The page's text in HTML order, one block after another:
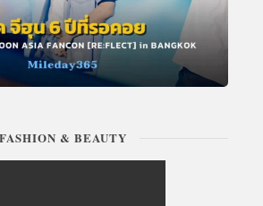
FASHION & BEAUTY